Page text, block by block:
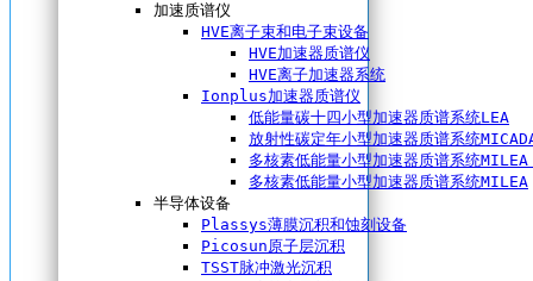
加速质谱仪
HVE离子束和电子束设备
HVE加速器质谱仪
HVE离子加速器系统
Ionplus加速器质谱仪
低能量碳十四小型加速器质谱系统LEA
放射性碳定年小型加速器质谱系统
多核素低能量小型加速器质谱系统
多核素低能量小型加速器质谱系统MILEA
半导体设备
Plassys薄膜沉积和蚀刻设备
Picosun原子层沉积
TSST脉冲激光沉积